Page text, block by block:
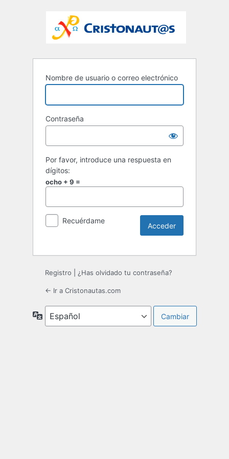
Nombre de usuario o correo electrónico
Contraseña
Por favor, introduce una respuesta en
dígitos:
ocho + 9 =
Recuérdame
Registro ¿Has olvidado tu contraseña?
← Ir a Cristonautas.com
Idioma